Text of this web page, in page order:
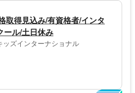
取得見込み/有資格者/インタ
ール/土日休み
ズインターナショナル